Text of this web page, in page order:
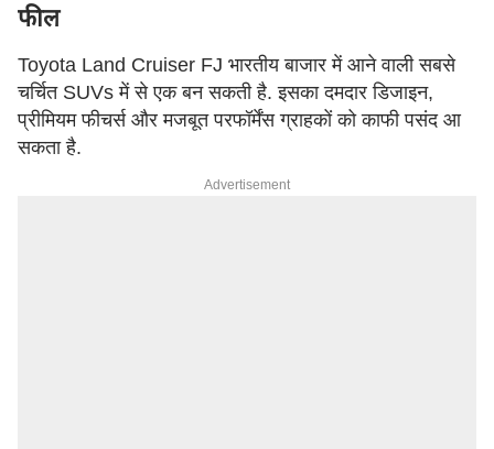
फील
Toyota Land Cruiser FJ भारतीय बाजार में आने वाली सबसे
चर्चित SUVs में से एक बन सकती है. इसका दमदार डिजाइन,
प्रीमियम फीचर्स और मजबूत परफॉर्मेंस ग्राहकों को काफी पसंद आ
सकता है.
Advertisement